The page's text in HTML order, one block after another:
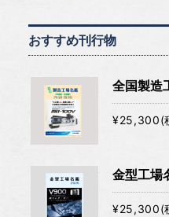
おすすめ刊行物
全国製造
¥25,300(
金型工場
¥25,300(